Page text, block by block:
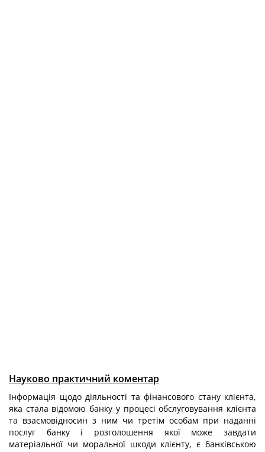
Науково практичний коментар
Інформація щодо діяльності та фінансового стану клієнта,
яка стала відомою банку у процесі обслуговування клієнта
та взаємовідносин з ним чи третім особам при наданні
послуг банку і розголошення якої може завдати
матеріальної чи моральної шкоди клієнту, є банківською